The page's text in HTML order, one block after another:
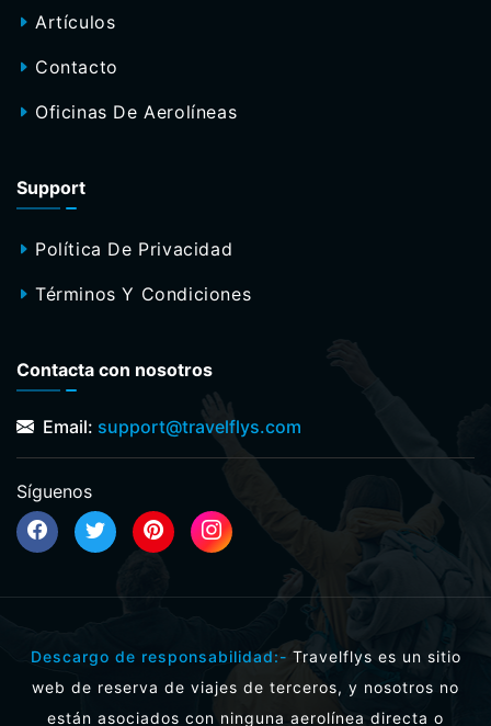
Artículos
Contacto
Oficinas De Aerolíneas
Support
Política De Privacidad
Términos Y Condiciones
Contacta con nosotros
Email: support@travelflys.com
Síguenos
Descargo de responsabilidad:- Travelflys es un sitio
web de reserva de viajes de terceros, y nosotros no
están asociados con ninguna aerolínea directa o